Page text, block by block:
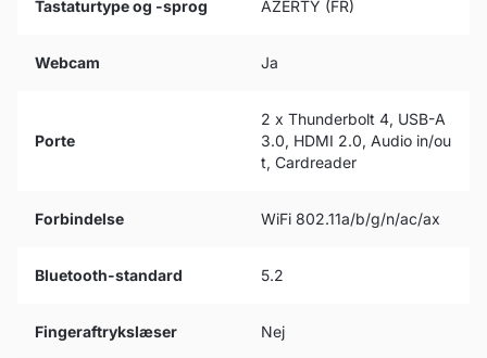
Tastaturtype og -sprog AZERTY (FR)
Webcam Ja
Porte
2 x Thunderbolt 4, USB-A
3.0, HDMI 2.0, Audio in/ou
t, Cardreader
Forbindelse WiFi 802.11a/b/g/n/ac/ax
Bluetooth-standard 5.2
Fingeraftrykslæser Nej